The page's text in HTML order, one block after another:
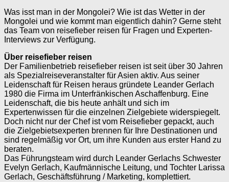
Was isst man in der Mongolei? Wie ist das Wetter in der
Mongolei und wie kommt man eigentlich dahin? Gerne steht
das Team von reisefieber reisen für Fragen und Experten-
Interviews zur ­Verfügung.
Über reisefieber reisen
Der Familienbetrieb reisefieber reisen ist seit über 30 Jahren
als Spezialreiseveranstalter für Asien aktiv. Aus seiner
Leidenschaft für Reisen heraus gründete Leander Gerlach
1980 die Firma im Unterfränkischen Aschaffenburg. Eine
Leidenschaft, die bis heute anhält und sich im
Expertenwissen für die einzelnen Zielgebiete widerspiegelt.
Doch nicht nur der Chef ist vom Reisefieber gepackt, auch
die Zielgebietsexperten brennen für Ihre Destinationen und
sind regelmäßig vor Ort, um ihre Kunden aus erster Hand zu
beraten.
Das Führungsteam wird durch Leander Gerlachs Schwester
Evelyn Gerlach, Kaufmännische Leitung, und Tochter Larissa
Gerlach, Geschäftsführung / Marketing, komplettiert.